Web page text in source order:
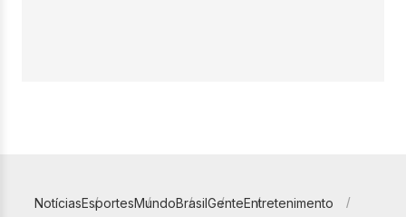
NotíciasEsportesMundoBrasilGenteEntretenimento